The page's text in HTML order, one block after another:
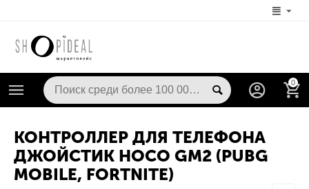
0
КОНТРОЛЛЕР ДЛЯ ТЕЛЕФОНА
ДЖОЙСТИК HOCO GM2 (PUBG
MOBILE, FORTNITE)